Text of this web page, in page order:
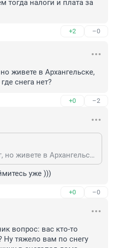
тогда налоги и плата за
+2 –0
живете в Архангельске,
снега нет?
+0 –2
Вас не устраивает снег, но живете в Архангельске, может на юга податься, где снега нет?
уже )))
+0 –0
вопрос: вас кто-то
Ну тяжело вам по снегу